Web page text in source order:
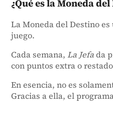
¿Qué es la Moneda
La Moneda del Destino
juego.
Cada semana, La Jefada
con puntos extra o
En esencia, no es
Gracias a ella, el